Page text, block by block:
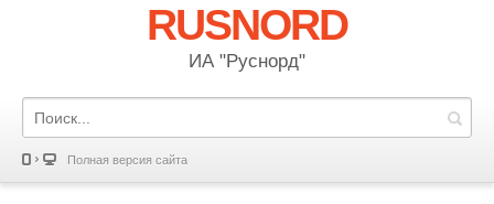
RUSNORD
ИА "Руснорд"
Полная версия сайта